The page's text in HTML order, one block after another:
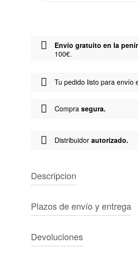
Envío gratuito en la
100€.
Tu pedido listo para envío
Comprasegura.
Distribuidorautorizado.
Descripcion
Marca:Carhartt
Tipo de producto:Camiseta
Color:Negro
Características:
Plazos de envío y entrega
PENÍNSULA IBÉRICA
Envío gratuito a partir de
Devoluciones